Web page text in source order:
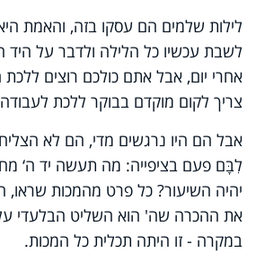
לילות שלמים הם עסקו בזה, והאמת
לשבת עכשיו כל הלילה ולדבר על היד
אחרי יום, אבל אתם כולכם רוצים
צריך לקום מוקדם בבוקר ללכת
אבל הם היו נרגשים מדי, הם לא
לִבָּם פעם בציפייה: מה תעשה יד ה‘
יהיה השיעור? כל פרט מהמכות שראו,
את ההכרה שה' הוא השליט הבלעדי
במקרה - זו היתה תכלית כל המכות.